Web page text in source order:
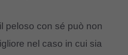
peloso con sé può non
nel caso in cui sia